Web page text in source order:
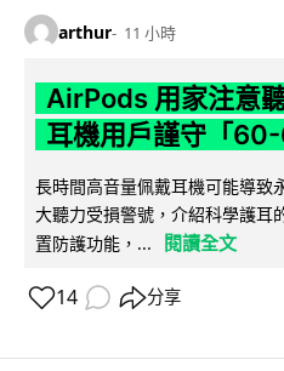
arthur 11 小時
AirPods 用家注意
耳機用戶謹守「
長時間高音量佩戴耳機可能導致
大聽力受損警號，介紹科學護
置防護功能，...
閱讀全文
14 分享